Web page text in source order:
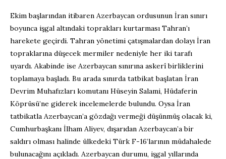
Ekim başlarından itibaren Azerbaycan ordusunun İran sınırı
boyunca işgal altındaki toprakları kurtarması Tahran’ı
harekete geçirdi. Tahran yönetimi çatışmalardan dolayı İran
topraklarına düşecek mermiler nedeniyle her iki tarafı
uyardı. Akabinde ise Azerbaycan sınırına askerî birliklerini
toplamaya başladı. Bu arada sınırda tatbikat başlatan İran
Devrim Muhafızları komutanı Hüseyin Salami, Hüdaferin
Köprüsü’ne giderek incelemelerde bulundu. Oysa İran
tatbikatla Azerbaycan’a gözdağı vermeği düşünmüş olacak ki,
Cumhurbaşkanı İlham Aliyev, dışarıdan Azerbaycan’a bir
saldırı olması halinde ülkedeki Türk F-16’larının müdahalede
bulunacağını açıkladı. Azerbaycan durumu, işgal yıllarında